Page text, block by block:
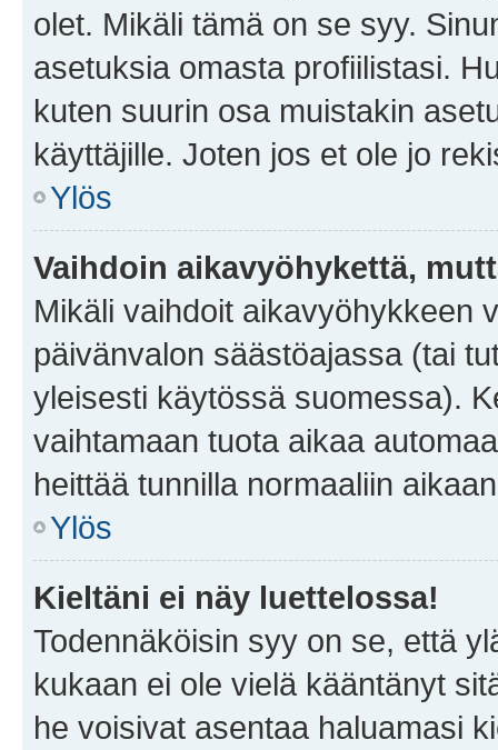
olet. Mikäli tämä on se syy.
asetuksia omasta profiilistasi.
kuten suurin osa muistakin
käyttäjille. Joten jos et ole jo
Ylös
Vaihdoin aikavyöhykettä,
Mikäli vaihdoit aikavyöhykkeen
päivänvalon säästöajassa (tai
yleisesti käytössä suomessa).
vaihtamaan tuota aikaa
heittää tunnilla normaaliin
Ylös
Kieltäni ei näy luettelossa!
Todennäköisin syy on se, että
kukaan ei ole vielä kääntänyt
he voisivat asentaa haluamasi